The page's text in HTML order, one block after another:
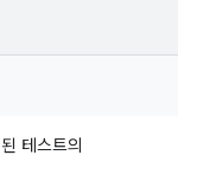
테스트의